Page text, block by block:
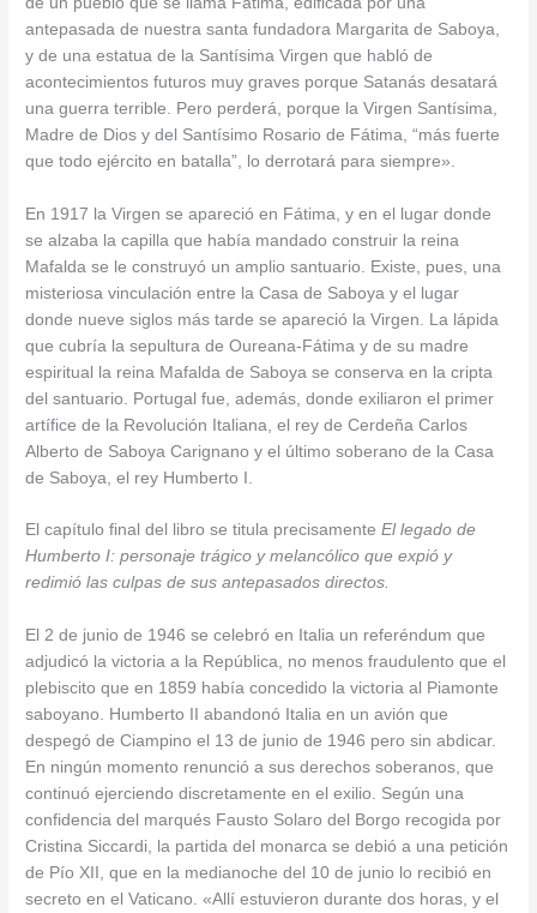
antepasada de nuestra santa fundadora Margarita de Saboya,
y de una estatua de la Santísima Virgen que habló de
acontecimientos futuros muy graves porque Satanás desatará
una guerra terrible. Pero perderá, porque la Virgen Santísima,
Madre de Dios y del Santísimo Rosario de Fátima, “más fuerte
que todo ejército en batalla”, lo derrotará para siempre».
En 1917 la Virgen se apareció en Fátima, y en el lugar donde
se alzaba la capilla que había mandado construir la reina
Mafalda se le construyó un amplio santuario. Existe, pues, una
misteriosa vinculación entre la Casa de Saboya y el lugar
donde nueve siglos más tarde se apareció la Virgen. La lápida
que cubría la sepultura de Oureana-Fátima y de su madre
espiritual la reina Mafalda de Saboya se conserva en la cripta
del santuario. Portugal fue, además, donde exiliaron el primer
artífice de la Revolución Italiana, el rey de Cerdeña Carlos
Alberto de Saboya Carignano y el último soberano de la Casa
de Saboya, el rey Humberto I.
El capítulo final del libro se titula precisamenteEl legado de
Humberto I: personaje trágico y melancólico que expió y
redimió las culpas de sus antepasados directos.
El 2 de junio de 1946 se celebró en Italia un referéndum que
adjudicó la victoria a la República, no menos fraudulento que el
plebiscito que en 1859 había concedido la victoria al Piamonte
saboyano. Humberto II abandonó Italia en un avión que
despegó de Ciampino el 13 de junio de 1946 pero sin abdicar.
En ningún momento renunció a sus derechos soberanos, que
continuó ejerciendo discretamente en el exilio. Según una
confidencia del marqués Fausto Solaro del Borgo recogida por
Cristina Siccardi, la partida del monarca se debió a una petición
de Pío XII, que en la medianoche del 10 de junio lo recibió en
secreto en el Vaticano. «Allí estuvieron durante dos horas, y el